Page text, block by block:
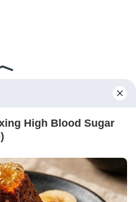
користування